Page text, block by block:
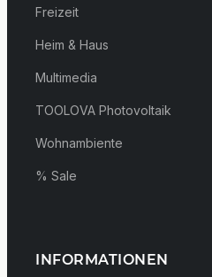
Freizeit
Heim & Haus
Multimedia
TOOLOVA Photovoltaik
Wohnambiente
% Sale
INFORMATIONEN